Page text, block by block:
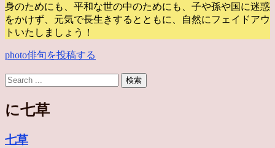
身のためにも、平和な世の中のためにも、子や孫や国に迷惑
をかけず、元気で長生きするとともに、自然にフェイドアウ
トいたしましょう！
photo俳句を投稿する
に七草
七草